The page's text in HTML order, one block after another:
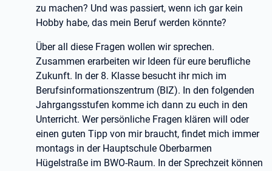
zu machen? Und was passiert, wenn ich gar kein
Hobby habe, das mein Beruf werden könnte?
Über all diese Fragen wollen wir sprechen.
Zusammen erarbeiten wir Ideen für eure berufliche
Zukunft. In der 8. Klasse besucht ihr mich im
Berufsinformationszentrum (BIZ). In den folgenden
Jahrgangsstufen komme ich dann zu euch in den
Unterricht. Wer persönliche Fragen klären will oder
einen guten Tipp von mir braucht, findet mich immer
montags in der Hauptschule Oberbarmen
Hügelstraße im BWO-Raum. In der Sprechzeit können